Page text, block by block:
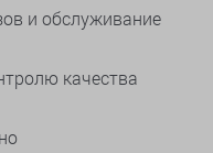
и обслуживание
качества